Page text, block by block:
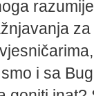
i sa